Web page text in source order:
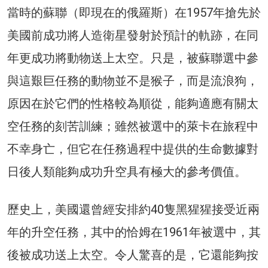
當時的蘇聯（即現在的俄羅斯）在1957年搶先於
美國前成功將人造衛星發射於預計的軌跡，在同
年更成功將動物送上太空。只是，被蘇聯選中參
與這艱巨任務的動物並不是猴子，而是流浪狗，
原因在於它們的性格較為順從，能夠適應有關太
空任務的刻苦訓練；雖然被選中的萊卡在旅程中
不幸身亡，但它在任務過程中提供的生命數據對
日後人類能夠成功升空具有極大的參考價值。
歷史上，美國還曾經安排約40隻黑猩猩接受近兩
年的升空任務，其中的恰姆在1961年被選中，其
後被成功送上太空。令人驚喜的是，它還能夠按